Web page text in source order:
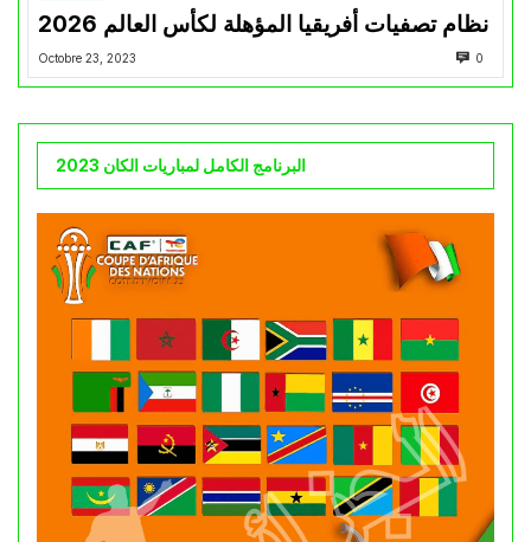
نظام تصفيات أفريقيا المؤهلة لكأس العالم 2026
Octobre 23, 2023 0
البرنامج الكامل لمباريات الكان 2023